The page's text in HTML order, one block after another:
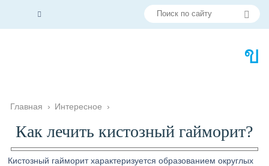
Главная › Интересное ›
Как лечить кистозный гайморит?
Кистозный гайморит характеризуется образованием округлых